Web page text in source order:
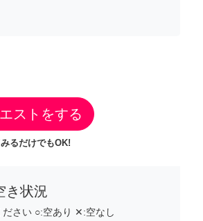
ストをする
るだけでもOK!
き状況
ださい ○:空あり ✕:空なし